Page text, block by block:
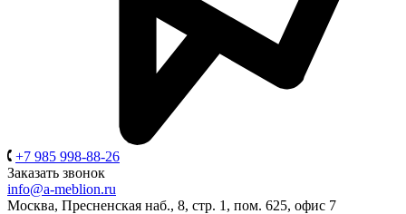
+7 985 998-88-26
Заказать звонок
info@a-meblion.ru
Москва, Пресненская наб., 8, стр. 1, пом. 625, офис 7